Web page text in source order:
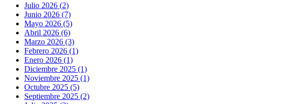
Julio 2026 (2)
Junio 2026 (7)
Mayo 2026 (5)
Abril 2026 (6)
Marzo 2026 (3)
Febrero 2026 (1)
Enero 2026 (1)
Diciembre 2025 (1)
Noviembre 2025 (1)
Octubre 2025 (5)
Septiembre 2025 (2)